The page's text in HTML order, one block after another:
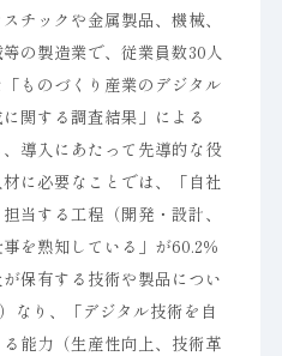
チックや金属製品、機械、
の製造業で、従業員数30人
ものづくり産業のデジタル
関する調査結果」による
導入にあたって先導的な役
に必要なことでは、「自社
当する工程（開発・設計、
を熟知している」が60.2％
保有する技術や製品につい
なり、「デジタル技術を自
能力（生産性向上、技術革